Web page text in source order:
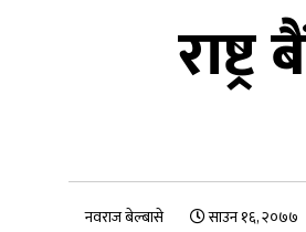
नवराज बेल्बासे साउन १६, २०७७